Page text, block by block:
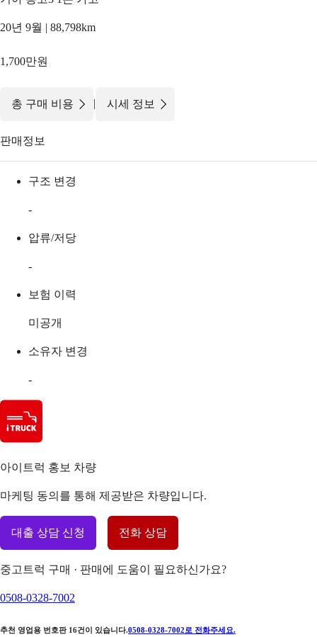
20년 9월 | 88,798km
1,700만원
총 구매 비용 | 시세 정보
판매정보
구조 변경
-
압류/저당
-
보험 이력
미공개
소유자 변경
-
아이트럭 홍보 차량
마케팅 동의를 통해 제공받은 차량입니다.
대출 상담 신청 전화 상담
중고트럭 구매 · 판매에 도움이 필요하신가요?
0508-0328-7002
추천 영업용 번호판 16건이 있습니다.0508-0328-7002 로 전화주세요.